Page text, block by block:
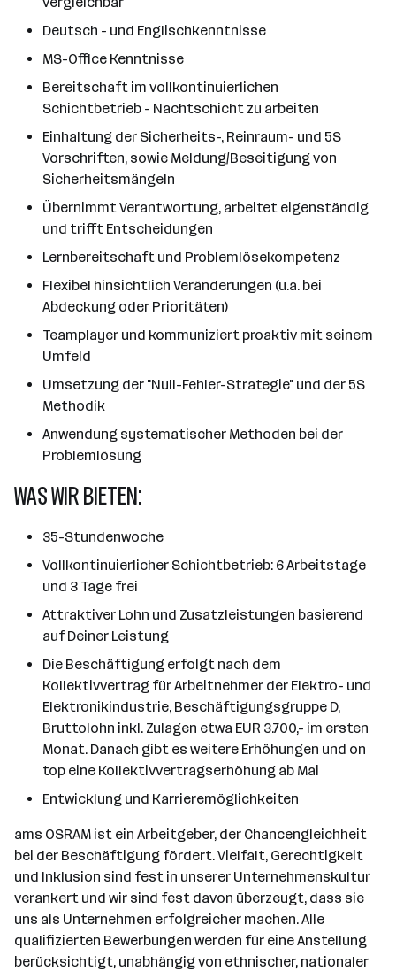
Deutsch - und Englischkenntnisse
MS-Office Kenntnisse
Bereitschaft im vollkontinuierlichen
Schichtbetrieb - Nachtschicht zu arbeiten
Einhaltung der Sicherheits-, Reinraum- und 5S
Vorschriften, sowie Meldung/Beseitigung von
Sicherheitsmängeln
Übernimmt Verantwortung, arbeitet eigenständig
und trifft Entscheidungen
Lernbereitschaft und Problemlösekompetenz
Flexibel hinsichtlich Veränderungen (u.a. bei
Abdeckung oder Prioritäten)
Teamplayer und kommuniziert proaktiv mit seinem
Umfeld
Umsetzung der "Null-Fehler-Strategie" und der 5S
Methodik
Anwendung systematischer Methoden bei der
Problemlösung
WAS WIR BIETEN:
35-Stundenwoche
Vollkontinuierlicher Schichtbetrieb: 6 Arbeitstage
und 3 Tage frei
Attraktiver Lohn und Zusatzleistungen basierend
auf Deiner Leistung
Die Beschäftigung erfolgt nach dem
Kollektivvertrag für Arbeitnehmer der Elektro- und
Elektronikindustrie, Beschäftigungsgruppe D,
Bruttolohn inkl. Zulagen etwa EUR 3.700,- im ersten
Monat. Danach gibt es weitere Erhöhungen und on
top eine Kollektivvertragserhöhung ab Mai
Entwicklung und Karrieremöglichkeiten
ams OSRAM ist ein Arbeitgeber, der Chancengleichheit
bei der Beschäftigung fördert. Vielfalt, Gerechtigkeit
und Inklusion sind fest in unserer Unternehmenskultur
verankert und wir sind fest davon überzeugt, dass sie
uns als Unternehmen erfolgreicher machen. Alle
qualifizierten Bewerbungen werden für eine Anstellung
berücksichtigt, unabhängig von ethnischer, nationaler